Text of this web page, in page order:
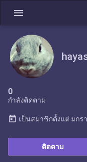
menu
0
กำลังติดตาม
ติดตาม
today เป็นสมาชิกตั้งแต่ มกร